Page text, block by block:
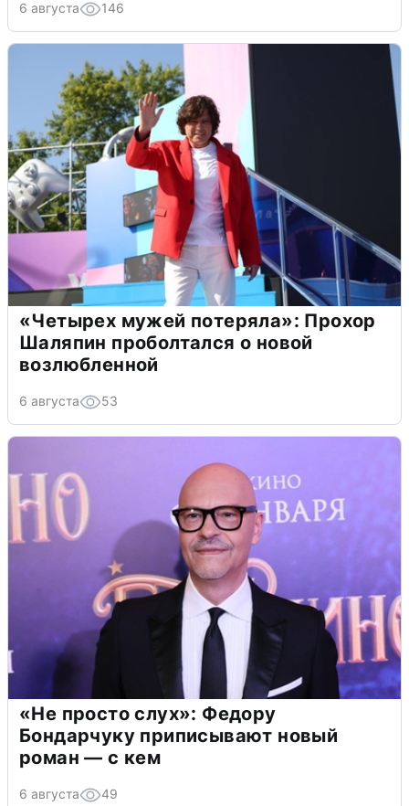
6 августа 146
«Четырех мужей потеряла»: Прохор
Шаляпин проболтался о новой
возлюбленной
6 августа 53
«Не просто слух»: Федору
Бондарчуку приписывают новый
роман — с кем
6 августа 49